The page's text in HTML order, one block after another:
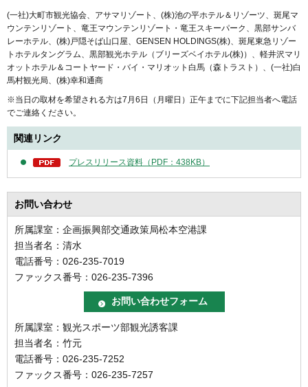
(一社)大町市観光協会、アサマリゾート、(株)池の平ホテル＆リゾーツ、斑尾マ
ウンテンリゾート、竜王マウンテンリゾート・竜王スキーパーク、黒部サンバ
レーホテル、(株)戸隠そば山口屋、GENSEN HOLDINGS(株)、斑尾東急リゾー
トホテルタングラム、黒部観光ホテル（ブリーズベイホテル(株)）、軽井沢マリ
オットホテル＆コートヤード・バイ・マリオット白馬（森トラスト）、(一社)白
馬村観光局、(株)幸和通商
※当日の取材を希望される方は7月6日（月曜日）正午までに下記担当者へ電話
でご連絡ください。
関連リンク
プレスリリース資料（PDF：438KB）
お問い合わせ
所属課室：企画振興部交通政策局松本空港課
担当者名：清水
電話番号：026-235-7019
ファックス番号：026-235-7396
所属課室：観光スポーツ部観光誘客課
担当者名：竹元
電話番号：026-235-7252
ファックス番号：026-235-7257